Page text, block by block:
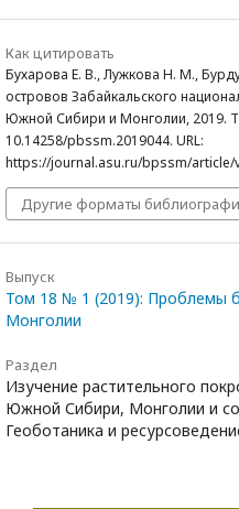
Как цитировать
Бухарова Е. В., Лужкова Н. М.,
островов Забайкальского
Южной Сибири и Монголии, 2019.
10.14258/pbssm.2019044. URL:
https://journal.asu.ru/bpssm/article/
Другие форматы
Выпуск
Том 18 № 1 (2019): Проблемы
Монголии
Раздел
Изучение растительного
Южной Сибири, Монголии и
Геоботаника и